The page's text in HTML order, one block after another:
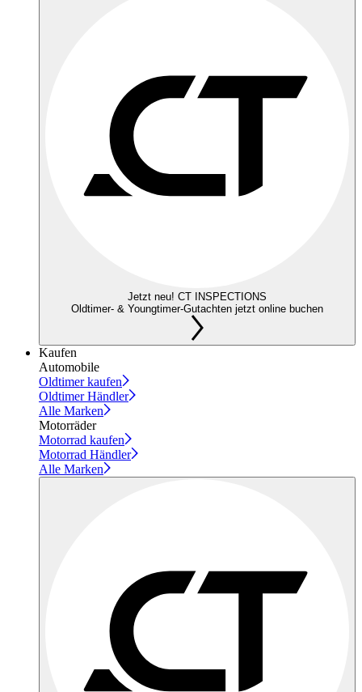
Jetzt neu! CT INSPECTIONS
Oldtimer- & Youngtimer-Gutachten jetzt online buchen
Kaufen
Automobile
Oldtimer kaufen
Oldtimer Händler
Alle Marken
Motorräder
Motorrad kaufen
Motorrad Händler
Alle Marken